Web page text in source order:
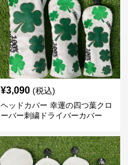
¥3,090 (税込)
ヘッドカバー 幸運の四つ葉クロ
ーバー刺繍ドライバーカバー